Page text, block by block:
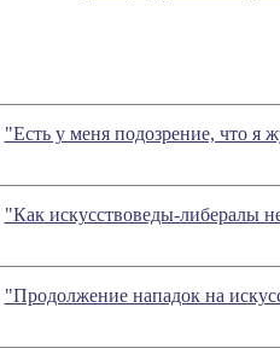
"Есть у меня подозрение, что я
"Как искусствоведы-либералы
"Продолжение нападок на